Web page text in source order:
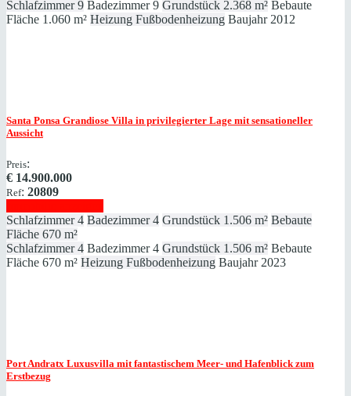
Schlafzimmer 9 Badezimmer 9 Grundstück 2.368 m² Bebaute
Fläche 1.060 m² Heizung Fußbodenheizung Baujahr 2012
Santa Ponsa Grandiose Villa in privilegierter Lage mit sensationeller
Aussicht
Preis:
€ 14.900.000
Ref: 20809
Schlafzimmer 4 Badezimmer 4 Grundstück 1.506 m² Bebaute
Fläche 670 m²
Schlafzimmer 4 Badezimmer 4 Grundstück 1.506 m² Bebaute
Fläche 670 m² Heizung Fußbodenheizung Baujahr 2023
Port Andratx Luxusvilla mit fantastischem Meer- und Hafenblick zum
Erstbezug